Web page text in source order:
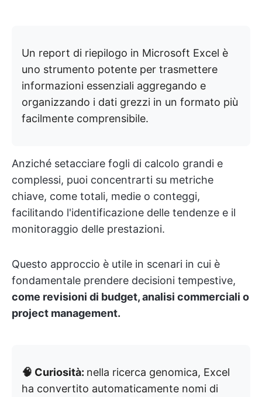
Un report di riepilogo in Microsoft Excel è
uno strumento potente per trasmettere
informazioni essenziali aggregando e
organizzando i dati grezzi in un formato più
facilmente comprensibile.
Anziché setacciare fogli di calcolo grandi e
complessi, puoi concentrarti su metriche
chiave, come totali, medie o conteggi,
facilitando l'identificazione delle tendenze e il
monitoraggio delle prestazioni.
Questo approccio è utile in scenari in cui è
fondamentale prendere decisioni tempestive,
come revisioni di budget, analisi commerciali o
project management.
🧠 Curiosità: nella ricerca genomica, Excel
ha convertito automaticamente nomi di